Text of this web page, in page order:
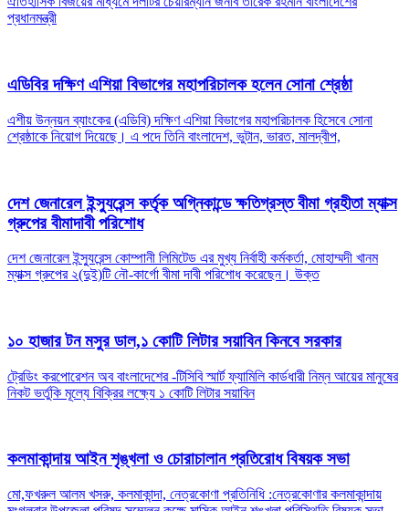
প্রধানমন্ত্রী
এডিবির দক্ষিণ এশিয়া বিভাগের মহাপরিচালক হলেন সোনা শ্রেষ্ঠা
এশীয় উন্নয়ন ব্যাংকের (এডিবি) দক্ষিণ এশিয়া বিভাগের মহাপরিচালক হিসেবে সোনা
শ্রেষ্ঠাকে নিয়োগ দিয়েছে। এ পদে তিনি বাংলাদেশ, ভুটান, ভারত, মালদ্বীপ,
দেশ জেনারেল ইন্স্যুরেন্স কর্তৃক অগ্নিকান্ডে ক্ষতিগ্রস্ত বীমা গ্রহীতা ম্যাক্স
গ্রুপের বীমাদাবী পরিশোধ
দেশ জেনারেল ইন্স্যুরেন্স কোম্পানী লিমিটেড এর মুখ্য নির্বাহী কর্মকর্তা, মোহাম্মদী খানম
ম্যাক্স গ্রুপের ২(দুই)টি নৌ-কার্গো বীমা দাবী পরিশোধ করেছেন। উক্ত
১০ হাজার টন মসুর ডাল,১ কোটি লিটার সয়াবিন কিনবে সরকার
ট্রেডিং করপোরেশন অব বাংলাদেশের -টিসিবি স্মার্ট ফ্যামিলি কার্ডধারী নিম্ন আয়ের মানুষের
নিকট ভর্তুকি মূল্যে বিক্রির লক্ষ্যে ১ কোটি লিটার সয়াবিন
কলমাকান্দায় আইন শৃঙ্খলা ও চোরাচালান প্রতিরোধ বিষয়ক সভা
মো,ফখরুল আলম খসরু, কলমাকান্দা, নেত্রকোণা প্রতিনিধি :নেত্রকোণার কলমাকান্দায়